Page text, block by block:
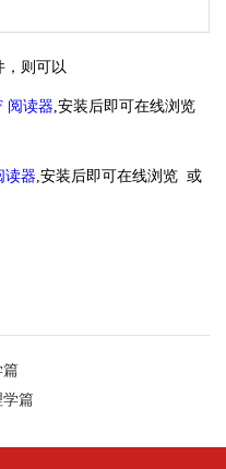
，则可以
阅读器 ,安装后即可在线浏览
读器 ,安装后即可在线浏览 或
篇
学篇